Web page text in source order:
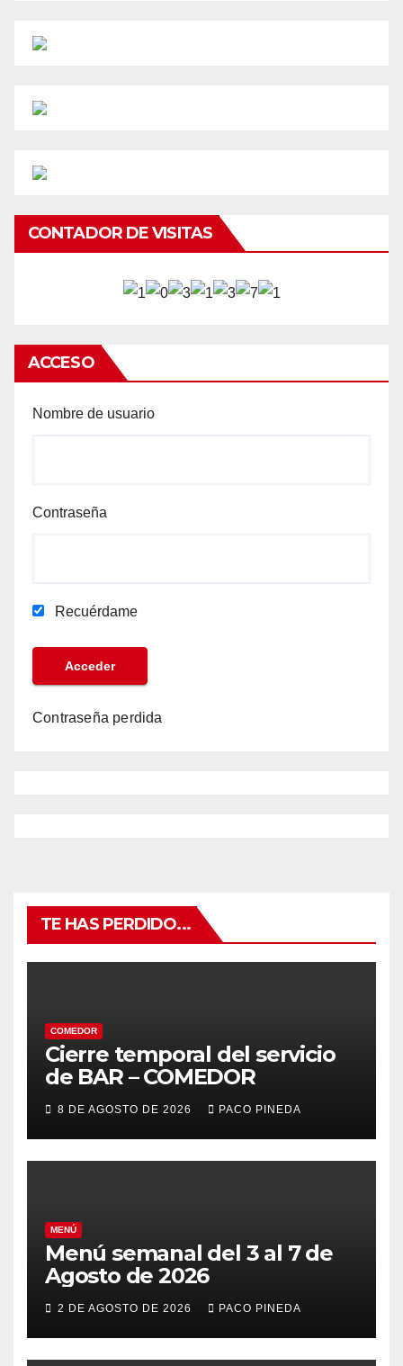
CONTADOR DE VISITAS
ACCESO
Nombre de usuario
Contraseña
Recuérdame
Contraseña perdida
TE HAS PERDIDO...
COMEDOR
Cierre temporal del servicio
de BAR – COMEDOR
8 DE AGOSTO DE 2026 PACO PINEDA
MENÚ
Menú semanal del 3 al 7 de
Agosto de 2026
2 DE AGOSTO DE 2026 PACO PINEDA